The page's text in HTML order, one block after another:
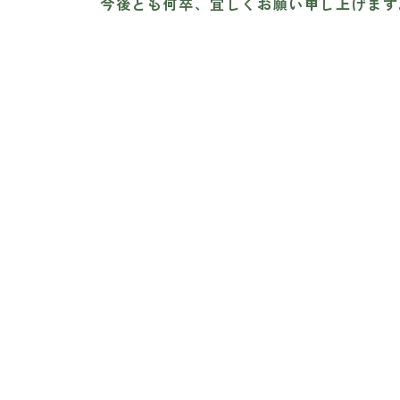
今後とも何卒、宜しくお願い申し上げま